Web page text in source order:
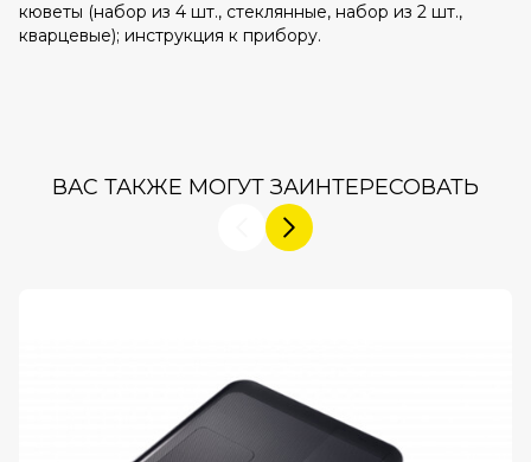
кюветы (набор из 4 шт., стеклянные, набор из 2 шт.,
кварцевые); инструкция к прибору.
ВАС ТАКЖЕ МОГУТ ЗАИНТЕРЕСОВАТЬ